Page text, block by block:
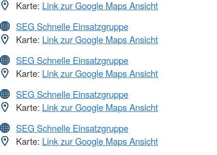
Karte: Link zur Google Maps Ansicht
SEG Schnelle Einsatzgruppe
Karte: Link zur Google Maps Ansicht
SEG Schnelle Einsatzgruppe
Karte: Link zur Google Maps Ansicht
SEG Schnelle Einsatzgruppe
Karte: Link zur Google Maps Ansicht
SEG Schnelle Einsatzgruppe
Karte: Link zur Google Maps Ansicht